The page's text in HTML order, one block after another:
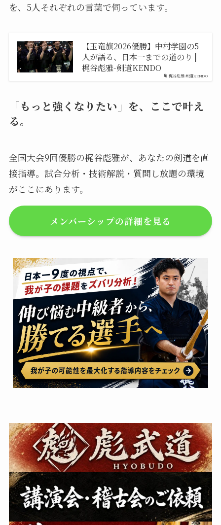
を、5人それぞれの言葉で伺っています。
梶谷彪雅-剣道KENDO
【玉竜旗2026優勝】中村学園の5
人が語る、日本一までの道のり |
梶谷彪雅-剣道KENDO
「もっと強くなりたい」を、ここで叶え
る。
全国大会9回優勝の梶谷彪雅が、あなたの剣道を直
接指導。試合分析・技術解説・質問し放題の環境
がここにあります。
メンバーシップの詳細を見る